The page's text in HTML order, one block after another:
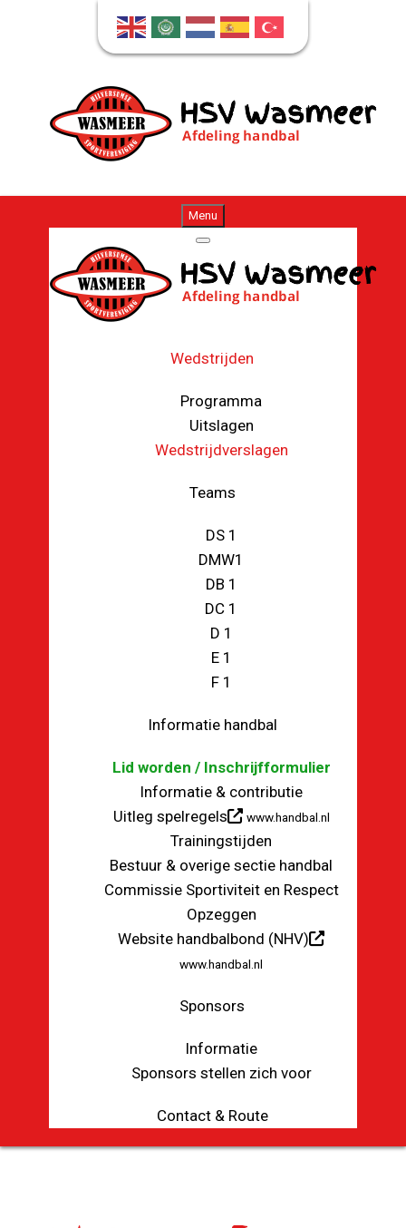
Menu
Wedstrijden
Programma
Uitslagen
Wedstrijdverslagen
Teams
DS 1
DMW1
DB 1
DC 1
D 1
E 1
F 1
Informatie handbal
Lid worden / Inschrijfformulier
Informatie & contributie
Uitleg spelregels
www.handbal.nl
Trainingstijden
Bestuur & overige sectie handbal
Commissie Sportiviteit en Respect
Opzeggen
Website handbalbond (NHV)
www.handbal.nl
Sponsors
Informatie
Sponsors stellen zich voor
Contact & Route